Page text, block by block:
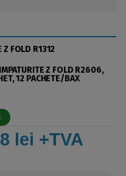
Z FOLD R1312
Z FOLD R2606,
12 PACHETE/BAX
lei +TVA